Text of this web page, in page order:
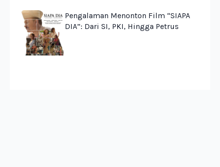
Pengalaman Menonton Film “SIAPA
DIA”: Dari SI, PKI, Hingga Petrus